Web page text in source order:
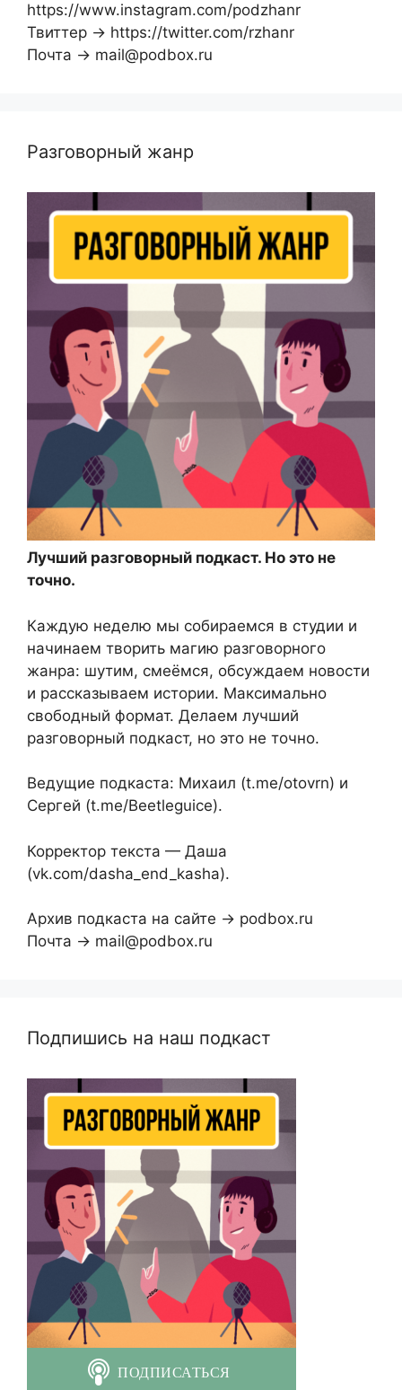
https://www.instagram.com/podzhanr
Твиттер → https://twitter.com/rzhanr
Почта → mail@podbox.ru
Разговорный жанр
Лучший разговорный подкаст. Но это не
точно.
Каждую неделю мы собираемся в студии и
начинаем творить магию разговорного
жанра: шутим, смеёмся, обсуждаем новости
и рассказываем истории. Максимально
свободный формат. Делаем лучший
разговорный подкаст, но это не точно.
Ведущие подкаста: Михаил (t.me/otovrn) и
Сергей (t.me/Beetleguice).
Корректор текста — Даша
(vk.com/dasha_end_kasha).
Архив подкаста на сайте → podbox.ru
Почта → mail@podbox.ru
Подпишись на наш подкаст